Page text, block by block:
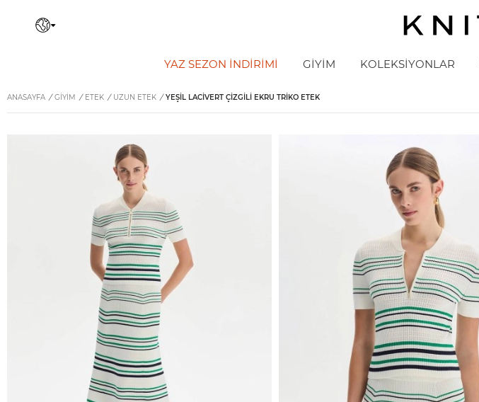
YAZ SEZON İNDIRIMI GİYİM KOLEKSİYONLAR
ANASAYFA / GİYİM / ETEK / UZUN ETEK / YEŞIL LACIVERT ÇIZGILI EKRU TRIKO ETEK